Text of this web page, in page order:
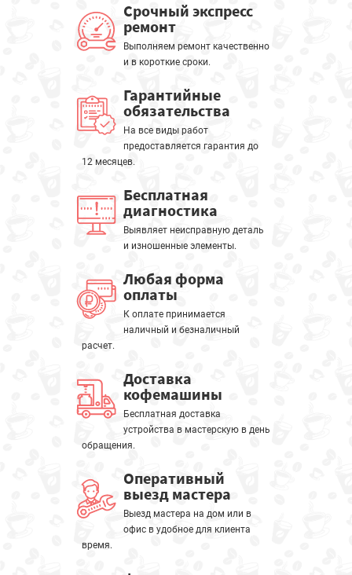
Срочный экспресс
ремонт
Выполняем ремонт качественно
и в короткие сроки.
Гарантийные
обязательства
На все виды работ
предоставляется гарантия до
12 месяцев.
Бесплатная
диагностика
Выявляет неисправную деталь
и изношенные элементы.
Любая форма
оплаты
К оплате принимается
наличный и безналичный
расчет.
Доставка
кофемашины
Бесплатная доставка
устройства в мастерскую в день
обращения.
Оперативный
выезд мастера
Выезд мастера на дом или в
офис в удобное для клиента
время.